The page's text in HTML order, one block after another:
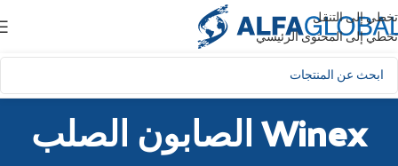
تخطي إلى التنقل
تخطي إلى المحتوى الرئيسي
Winex الصابون الصلب